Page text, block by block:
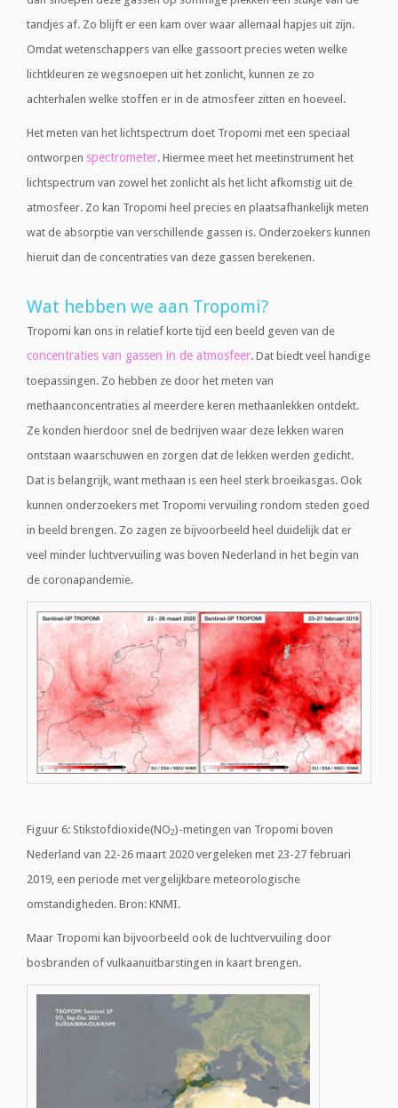
tandjes af. Zo blijft er een kam over waar allemaal hapjes uit zijn.
Omdat wetenschappers van elke gassoort precies weten welke
lichtkleuren ze wegsnoepen uit het zonlicht, kunnen ze zo
achterhalen welke stoffen er in de atmosfeer zitten en hoeveel.
Het meten van het lichtspectrum doet Tropomi met een speciaal
ontworpen spectrometer. Hiermee meet het meetinstrument het
lichtspectrum van zowel het zonlicht als het licht afkomstig uit de
atmosfeer. Zo kan Tropomi heel precies en plaatsafhankelijk meten
wat de absorptie van verschillende gassen is. Onderzoekers kunnen
hieruit dan de concentraties van deze gassen berekenen.
Wat hebben we aan Tropomi?
Tropomi kan ons in relatief korte tijd een beeld geven van de
concentraties van gassen in de atmosfeer. Dat biedt veel handige
toepassingen. Zo hebben ze door het meten van
methaanconcentraties al meerdere keren methaanlekken ontdekt.
Ze konden hierdoor snel de bedrijven waar deze lekken waren
ontstaan waarschuwen en zorgen dat de lekken werden gedicht.
Dat is belangrijk, want methaan is een heel sterk broeikasgas. Ook
kunnen onderzoekers met Tropomi vervuiling rondom steden goed
in beeld brengen. Zo zagen ze bijvoorbeeld heel duidelijk dat er
veel minder luchtvervuiling was boven Nederland in het begin van
de coronapandemie.
Figuur 6: Stikstofdioxide(NO2)-metingen van Tropomi boven
Nederland van 22-26 maart 2020 vergeleken met 23-27 februari
2019, een periode met vergelijkbare meteorologische
omstandigheden. Bron: KNMI.
Maar Tropomi kan bijvoorbeeld ook de luchtvervuiling door
bosbranden of vulkaanuitbarstingen in kaart brengen.